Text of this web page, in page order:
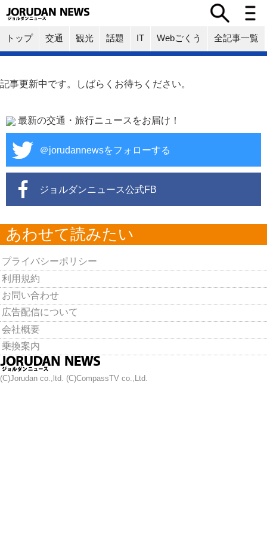
トップ 交通 観光 話題 IT Webごくう 全記事一覧
記事更新中です。しばらくお待ちください。
最新の交通・旅行ニュースをお届け！
＠jorudannewsをフォローする
ジョルダンニュース公式FB
あわせて読みたい
プライバシーポリシー
利用規約
お問い合わせ
広告配信について
会社概要
乗換案内
(C)Jorudan co.,ltd. (C)CompassTV co.,Ltd.